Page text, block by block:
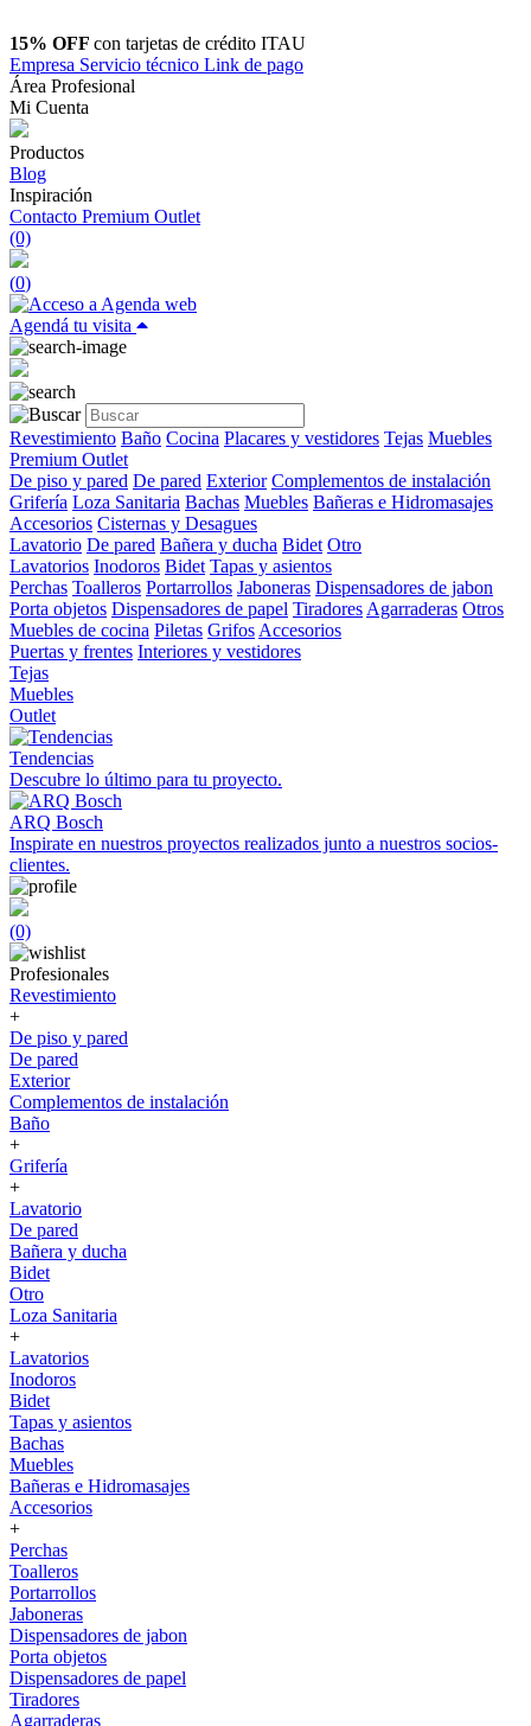
15% OFF con tarjetas de crédito ITAU
Empresa Servicio técnico Link de pago
Área Profesional
Mi Cuenta
Productos
Blog
Inspiración
Contacto Premium Outlet
(0)
(0)
Agendá tu visita
Revestimiento Baño Cocina Placares y vestidores Tejas Muebles
Premium Outlet
De piso y pared De pared Exterior Complementos de instalación
Grifería Loza Sanitaria Bachas Muebles Bañeras e Hidromasajes
Accesorios Cisternas y Desagues
Lavatorio De pared Bañera y ducha Bidet Otro
Lavatorios Inodoros Bidet Tapas y asientos
Perchas Toalleros Portarrollos Jaboneras Dispensadores de jabon
Porta objetos Dispensadores de papel Tiradores Agarraderas Otros
Muebles de cocina Piletas Grifos Accesorios
Puertas y frentes Interiores y vestidores
Tejas
Muebles
Outlet
Tendencias
Descubre lo último para tu proyecto.
ARQ Bosch
Inspirate en nuestros proyectos realizados junto a nuestros socios-
clientes.
(0)
Profesionales
Revestimiento
+
De piso y pared
De pared
Exterior
Complementos de instalación
Baño
+
Grifería
+
Lavatorio
De pared
Bañera y ducha
Bidet
Otro
Loza Sanitaria
+
Lavatorios
Inodoros
Bidet
Tapas y asientos
Bachas
Muebles
Bañeras e Hidromasajes
Accesorios
+
Perchas
Toalleros
Portarrollos
Jaboneras
Dispensadores de jabon
Porta objetos
Dispensadores de papel
Tiradores
Agarraderas